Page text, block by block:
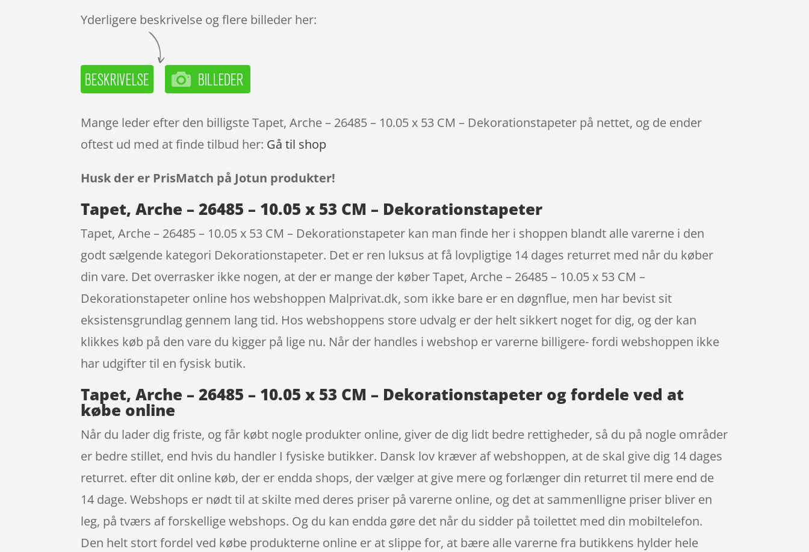
Yderligere beskrivelse og flere billeder her:
Mange leder efter den billigste Tapet, Arche – 26485 – 10.05 x 53 CM – Dekorationstapeter på nettet, og de ender
oftest ud med at finde tilbud her: Gå til shop
Husk der er PrisMatch på Jotun produkter!
Tapet, Arche – 26485 – 10.05 x 53 CM – Dekorationstapeter
Tapet, Arche – 26485 – 10.05 x 53 CM – Dekorationstapeter kan man finde her i shoppen blandt alle varerne i den
godt sælgende kategori Dekorationstapeter. Det er ren luksus at få lovpligtige 14 dages returret med når du køber
din vare. Det overrasker ikke nogen, at der er mange der køber Tapet, Arche – 26485 – 10.05 x 53 CM –
Dekorationstapeter online hos webshoppen Malprivat.dk, som ikke bare er en døgnflue, men har bevist sit
eksistensgrundlag gennem lang tid. Hos webshoppens store udvalg er der helt sikkert noget for dig, og der kan
klikkes køb på den vare du kigger på lige nu. Når der handles i webshop er varerne billigere- fordi webshoppen ikke
har udgifter til en fysisk butik.
Tapet, Arche – 26485 – 10.05 x 53 CM – Dekorationstapeter og fordele ved at
købe online
Når du lader dig friste, og får købt nogle produkter online, giver de dig lidt bedre rettigheder, så du på nogle områder
er bedre stillet, end hvis du handler I fysiske butikker. Dansk lov kræver af webshoppen, at de skal give dig 14 dages
returret. efter dit online køb, der er endda shops, der vælger at give mere og forlænger din returret til mere end de
14 dage. Webshops er nødt til at skilte med deres priser på varerne online, og det at sammenlligne priser bliver en
leg, på tværs af forskellige webshops. Og du kan endda gøre det når du sidder på toilettet med din mobiltelefon.
Den helt stort fordel ved købe produkterne online er at slippe for, at bære alle varerne fra butikkens hylder hele